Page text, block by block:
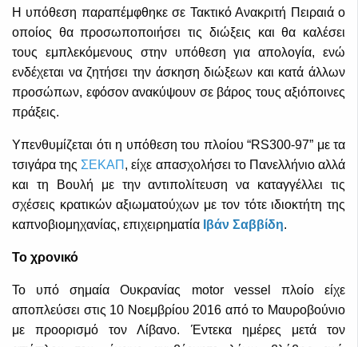
Η υπόθεση παραπέμφθηκε σε Τακτικό Ανακριτή Πειραιά ο
οποίος θα προσωποποιήσει τις διώξεις και θα καλέσει
τους εμπλεκόμενους στην υπόθεση για απολογία, ενώ
ενδέχεται να ζητήσει την άσκηση διώξεων και κατά άλλων
προσώπων, εφόσον ανακύψουν σε βάρος τους αξιόποινες
πράξεις.
Υπενθυμίζεται ότι η υπόθεση του πλοίου “RS300-97” με τα
τσιγάρα της ΣΕΚΑΠ , είχε απασχολήσει το Πανελλήνιο αλλά
και τη Βουλή με την αντιπολίτευση να καταγγέλλει τις
σχέσεις κρατικών αξιωματούχων με τον τότε ιδιοκτήτη της
καπνοβιομηχανίας, επιχειρηματία Ιβάν Σαββίδη.
Το χρονικό
Το υπό σημαία Ουκρανίας motor vessel πλοίο είχε
αποπλεύσει στις 10 Νοεμβρίου 2016 από το Μαυροβούνιο
με προορισμό τον Λίβανο. Έντεκα ημέρες μετά τον